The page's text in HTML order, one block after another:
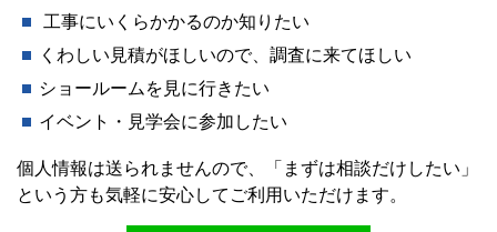
工事にいくらかかるのか知りたい
くわしい見積がほしいので、調査に来てほしい
ショールームを見に行きたい
イベント・見学会に参加したい
個人情報は送られませんので、「まずは相談だけしたい」
という方も気軽に安心してご利用いただけます。